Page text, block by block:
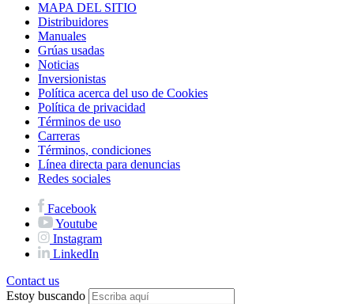
MAPA DEL SITIO
Distribuidores
Manuales
Grúas usadas
Noticias
Inversionistas
Política acerca del uso de Cookies
Política de privacidad
Términos de uso
Carreras
Términos, condiciones
Línea directa para denuncias
Redes sociales
Facebook
Youtube
Instagram
LinkedIn
Contact us
Estoy buscando